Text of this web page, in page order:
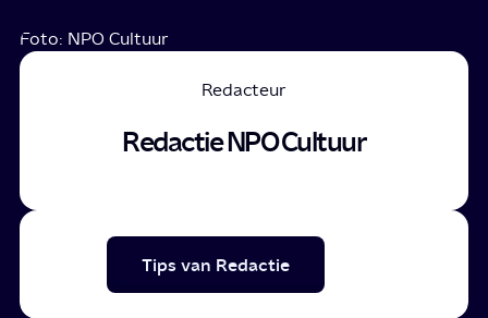
Foto: NPO Cultuur
Redacteur
Redactie NPO Cultuur
Tips van Redactie